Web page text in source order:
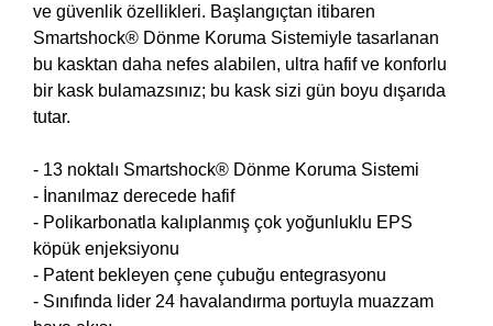
ve güvenlik özellikleri. Başlangıçtan itibaren
Smartshock® Dönme Koruma Sistemiyle tasarlanan
bu kasktan daha nefes alabilen, ultra hafif ve konforlu
bir kask bulamazsınız; bu kask sizi gün boyu dışarıda
tutar.
- 13 noktalı Smartshock® Dönme Koruma Sistemi
- İnanılmaz derecede hafif
- Polikarbonatla kalıplanmış çok yoğunluklu EPS
köpük enjeksiyonu
- Patent bekleyen çene çubuğu entegrasyonu
- Sınıfında lider 24 havalandırma portuyla muazzam